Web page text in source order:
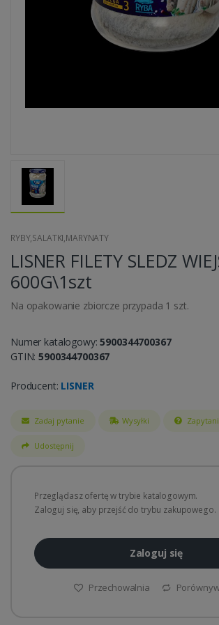
RYBY,SALATKI,MARYNATY
LISNER FILETY SLEDZ
600G\1szt
Na opakowanie zbiorcze przypada 1 szt.
Numer katalogowy:5900344700367
GTIN:5900344700367
Producent: LISNER
Zadaj pytanie Wysyłki
Udostępnij
Przeglądasz ofertę w trybie katalogowym.
Zaloguj się, aby przejść do trybu zakupowego.
Zaloguj się
Przechowalnia